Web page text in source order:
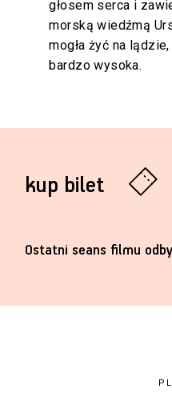
kup bilet
Ostatni seans filmu
głosem serca i
morską wiedźmą
mogła żyć na
bardzo wysoka.